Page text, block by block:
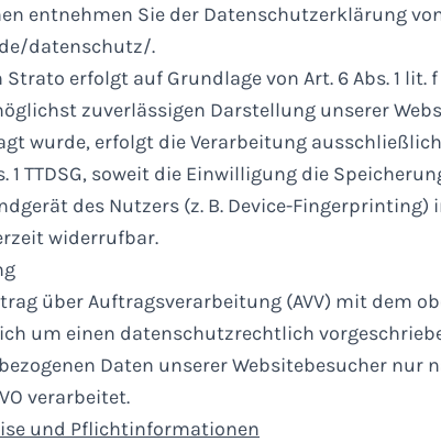
entnehmen Sie der Datenschutzerklärung
datenschutz/.
Strato erfolgt auf Grundlage von Art. 6 Abs. 1 lit.
zuverlässigen Darstellung unserer
wurde, erfolgt die Verarbeitung ausschließlich
1 TTDSG, soweit die Einwilligung die
des Nutzers (z. B. Device-Fingerprinting)
widerrufbar.
über Auftragsverarbeitung (AVV) mit dem
um einen datenschutzrechtlich
Daten unserer Websitebesucher nur
verarbeitet.
und Pflichtinformationen